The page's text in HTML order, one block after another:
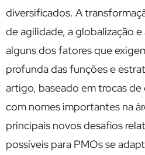
diversificados. A
de agilidade, a globalização
alguns dos fatores que
profunda das funções e
artigo, baseado em trocas
com nomes importantes na
principais novos desafios
possíveis para PMOs se